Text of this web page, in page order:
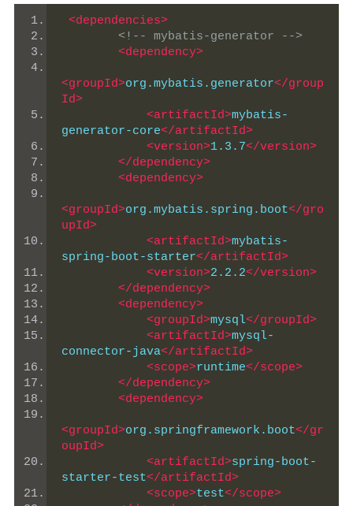
<dependencies>
<!-- mybatis-generator -->
<dependency>
<groupId>org.mybatis.generator</group
Id>
<artifactId>mybatis-
generator-core</artifactId>
<version>1.3.7</version>
</dependency>
<dependency>
<groupId>org.mybatis.spring.boot</gro
upId>
<artifactId>mybatis-
spring-boot-starter</artifactId>
<version>2.2.2</version>
</dependency>
<dependency>
<groupId>mysql</groupId>
<artifactId>mysql-
connector-java</artifactId>
<scope>runtime</scope>
</dependency>
<dependency>
<groupId>org.springframework.boot</gr
oupId>
<artifactId>spring-boot-
starter-test</artifactId>
<scope>test</scope>